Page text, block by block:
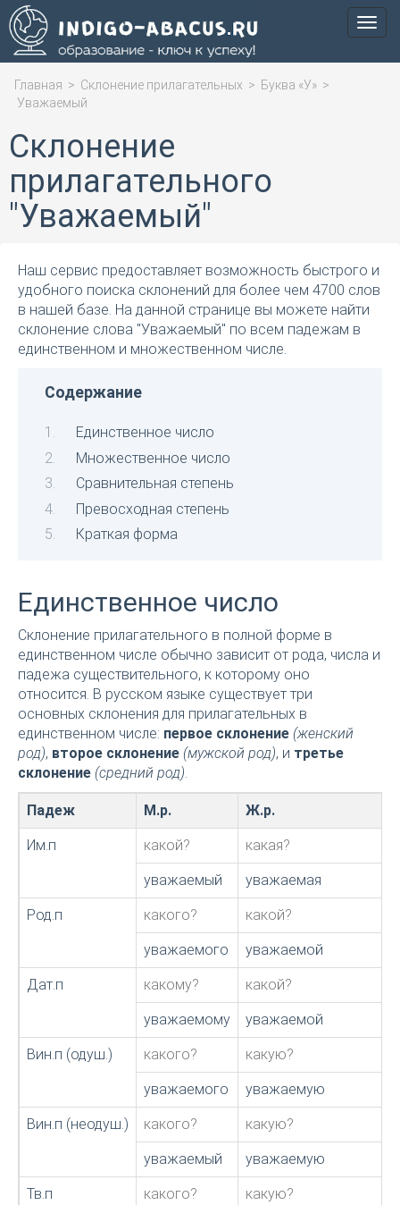
Меню
Главная > Склонение прилагательных > Буква «У» >
Уважаемый
Склонение
прилагательного
"Уважаемый"
Наш сервис предоставляет возможность быстрого и
удобного поиска склонений для более чем 4700 слов
в нашей базе. На данной странице вы можете найти
склонение слова "Уважаемый" по всем падежам в
единственном и множественном числе.
Содержание
Единственное число
Множественное число
Сравнительная степень
Превосходная степень
Краткая форма
Единственное число
Склонение прилагательного в полной форме в
единственном числе обычно зависит от рода, числа и
падежа существительного, к которому оно
относится. В русском языке существует три
основных склонения для прилагательных в
единственном числе: первое склонение (женский
род), второе склонение (мужской род), и третье
склонение (средний род).
Падеж М.р. Ж.р.
Им.п какой? какая?
уважаемый уважаемая
Род.п какого? какой?
уважаемого уважаемой
Дат.п какому? какой?
уважаемому уважаемой
Вин.п (одуш.) какого? какую?
уважаемого уважаемую
Вин.п (неодуш.) какого? какую?
уважаемый уважаемую
Тв.п какого? какую?